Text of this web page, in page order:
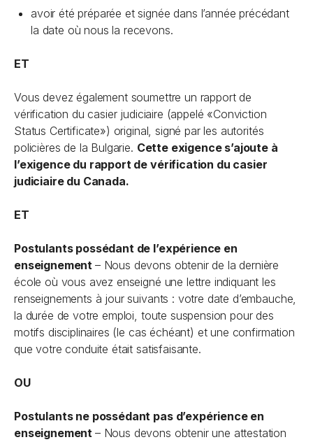
avoir été préparée et signée dans l’année précédant
la date où nous la recevons.
ET
Vous devez également soumettre un rapport de
vérification du casier judiciaire (appelé «Conviction
Status Certificate») original, signé par les autorités
policières de la Bulgarie. Cette exigence s’ajoute à
l’exigence du rapport de vérification du casier
judiciaire du Canada.
ET
Postulants possédant de l’expérience en
enseignement – Nous devons obtenir de la dernière
école où vous avez enseigné une lettre indiquant les
renseignements à jour suivants : votre date d’embauche,
la durée de votre emploi, toute suspension pour des
motifs disciplinaires (le cas échéant) et une confirmation
que votre conduite était satisfaisante.
OU
Postulants ne possédant pas d’expérience en
enseignement – Nous devons obtenir une attestation